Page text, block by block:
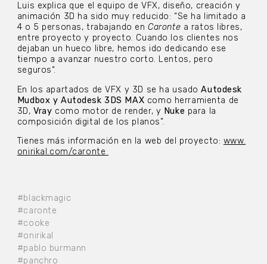
#blackmagic
#caronte
#cooke
#onirikal
#pablo burmann
#panchro
Luis explica que el equipo de VFX, diseño, creación y
animación 3D ha sido muy reducido: “Se ha limitado a
4 o 5 personas, trabajando enCaronte a ratos libres,
entre proyecto y proyecto. Cuando los clientes nos
dejaban un hueco libre, hemos ido dedicando ese
tiempo a avanzar nuestro corto. Lentos, pero
seguros“.
En los apartados de VFX y 3D se ha usadoAutodesk
Mudbox y Autodesk 3DS MAX como herramienta de
3D,Vray como motor de render, y Nuke para la
composición digital de los planos”.
Tienes más información en la web del proyecto: www.
onirikal.com/caronte